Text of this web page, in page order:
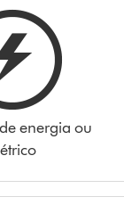
energia ou